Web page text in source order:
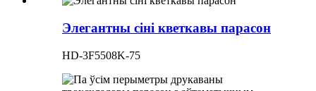
Элегантны сіні кветкавы парасон
HD-3F5508K-75